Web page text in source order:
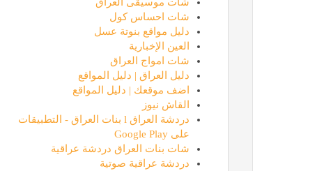
شات احساس كول
دليل مواقع بنوتة عسل
العين الإخبارية
شات امواج العراق
دليل العراق | دليل المواقع
اضف موقعك | دليل المواقع
القاش نيوز
دردشة العراق l بنات العراق - التطبيقات
على Google Play
شات بنات العراق دردشة عراقية
دردشة عراقية صوتية